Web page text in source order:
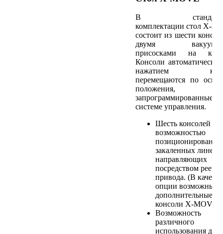
В
комплектации стол X-
состоит из шести
двумя
присосками на
Консоли автоматически
нажатием
перемещаются по оси
положения,
системе управления.
Шесть консолей с
возможностью
позиционирования
закаленных
направляющих
посредством
привода. (В
опции возможны
дополнительные
консоли X-MOVE)
Возможность
различного
использования для